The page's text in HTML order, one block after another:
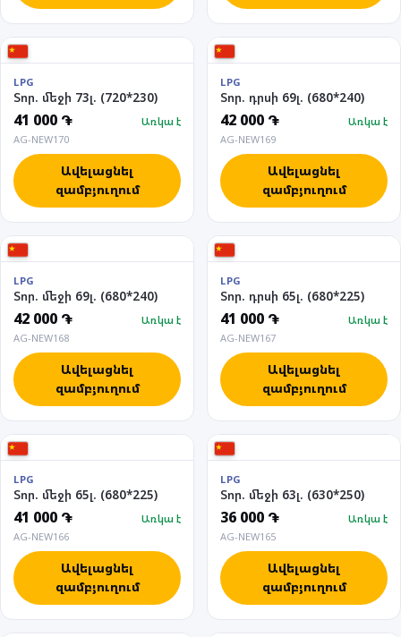
LPG
Տոր. մեջի 73լ. (720*230)
41 000 ֏
Առկա է
AG-NEW170
Ավելացնել
զամբյուղում
LPG
Տոր. դրսի 69լ. (680*240)
42 000 ֏
Առկա է
AG-NEW169
Ավելացնել
զամբյուղում
LPG
Տոր. մեջի 69լ. (680*240)
42 000 ֏
Առկա է
AG-NEW168
Ավելացնել
զամբյուղում
LPG
Տոր. դրսի 65լ. (680*225)
41 000 ֏
Առկա է
AG-NEW167
Ավելացնել
զամբյուղում
LPG
Տոր. մեջի 65լ. (680*225)
41 000 ֏
Առկա է
AG-NEW166
Ավելացնել
զամբյուղում
LPG
Տոր. մեջի 63լ. (630*250)
36 000 ֏
Առկա է
AG-NEW165
Ավելացնել
զամբյուղում